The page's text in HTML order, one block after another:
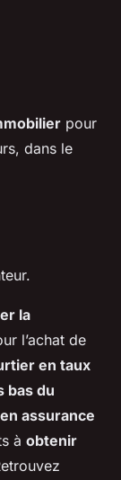
pour
dans le
la
l’achat de
en taux
bas du
assurance
à obtenir